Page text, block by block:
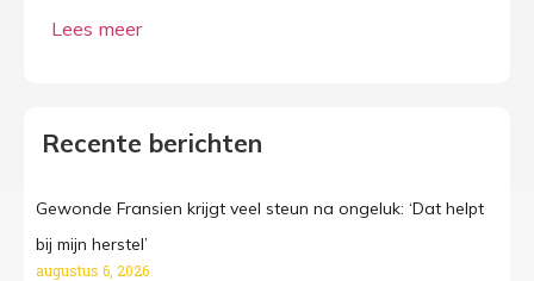
Recente berichten
Gewonde Fransien krijgt veel steun na ongeluk: ‘Dat helpt
bij mijn herstel’
augustus 6, 2026